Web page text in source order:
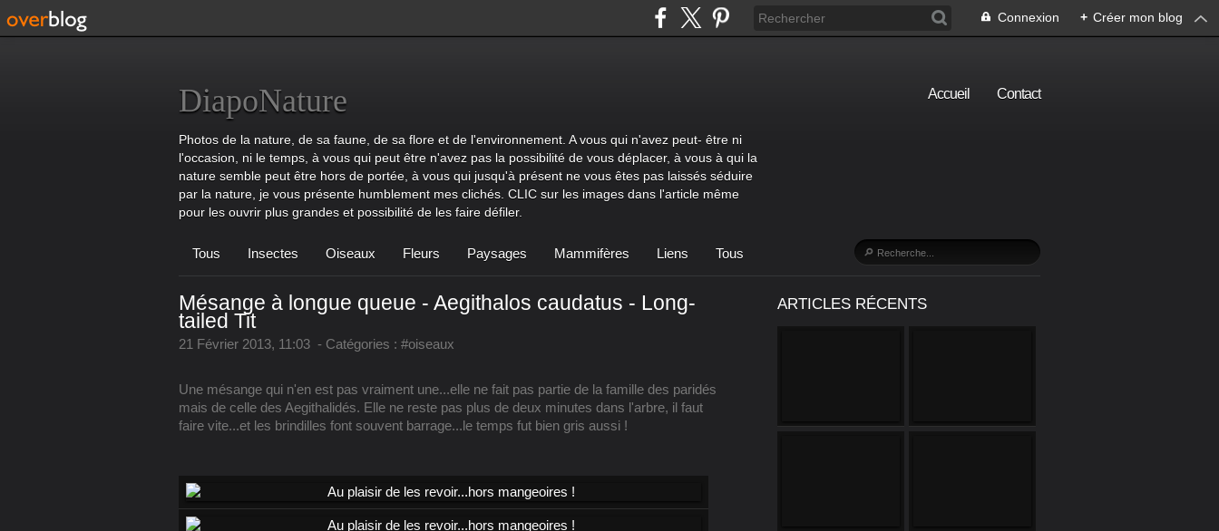
Connexion + Créer mon blog
DiapoNature
Photos de la nature, de sa faune, de sa flore et de l'environnement. A vous qui n'avez peut- être ni
l'occasion, ni le temps, à vous qui peut être n'avez pas la possibilité de vous déplacer, à vous à qui la
nature semble peut être hors de portée, à vous qui jusqu'à présent ne vous êtes pas laissés séduire
par la nature, je vous présente humblement mes clichés. CLIC sur les images dans l'article même
pour les ouvrir plus grandes et possibilité de les faire défiler.
Accueil Contact
Tous Insectes Oiseaux Fleurs Paysages Mammifères Liens Tous
Mésange à longue queue - Aegithalos caudatus - Long-
tailed Tit
21 Février 2013, 11:03 - Catégories : #oiseaux
Une mésange qui n'en est pas vraiment une...elle ne fait pas partie de la famille des paridés
mais de celle des Aegithalidés. Elle ne reste pas plus de deux minutes dans l'arbre, il faut
faire vite...et les brindilles font souvent barrage...le temps fut bien gris aussi !
ARTICLES RÉCENTS